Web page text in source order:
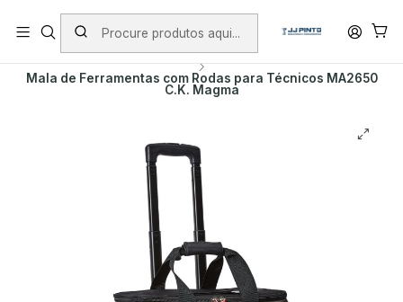
PORTES INCLUÍDOS EM ENCOMENDAS +75€ (excepto ilhas)
PRODUTOS MALAS DE FERRAMENTA
Mala de Ferramentas com Rodas para Técnicos MA2650
C.K. Magma